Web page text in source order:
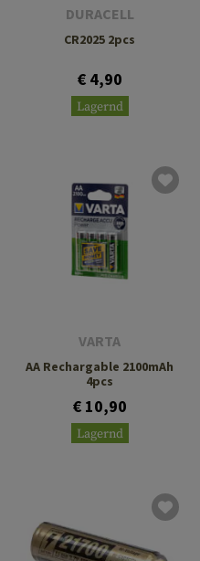
DURACELL
CR2025 2pcs
€ 4,90
Lagernd
VARTA
AA Rechargable 2100mAh
4pcs
€ 10,90
Lagernd